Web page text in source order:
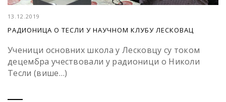
13.12.2019
РАДИОНИЦА О ТЕСЛИ У НАУЧНОМ КЛУБУ ЛЕСКОВАЦ
Ученици основних школа у Лесковцу су током
децембра учествовали у радионици о Николи
Тесли (више…)